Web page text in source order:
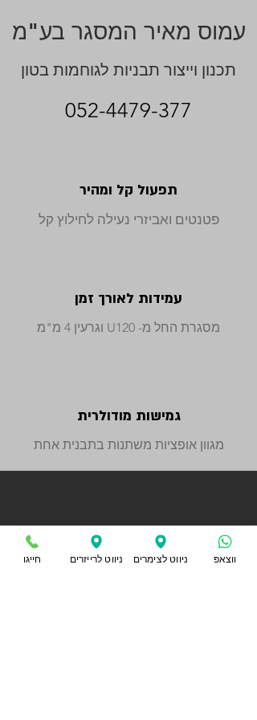
עמוס מאיר המסגר בע"מ
תכנון וייצור תבניות לגוחמות בטון
052-4479-377
תפעול קל ומהיר
פטנטים ואביזרי נעילה לחילוץ קל
עמידות לאורך זמן
מסגרת החל מ- U120 וגרעין 4 מ"מ
גמישות מודולרית
מגוון אופציות משתנות בתבנית אחת
חייגו ניווט לרייזרים ניווט לצימרים ווצאפ